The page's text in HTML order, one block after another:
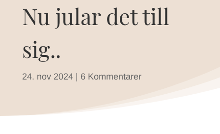
Nu jular det till
sig..
24. nov 2024| 6 Kommentarer